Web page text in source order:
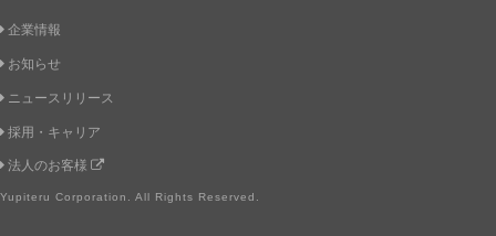
企業情報
お知らせ
ニュースリリース
採用・キャリア
法人のお客様
Yupiteru Corporation. All Rights Reserved.